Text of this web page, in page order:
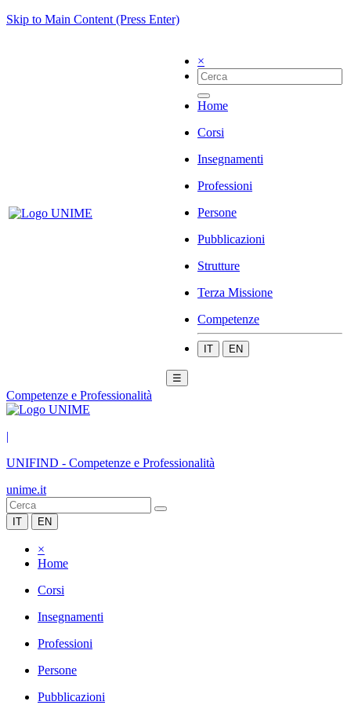
Skip to Main Content (Press Enter)
×
Home
Corsi
Insegnamenti
Professioni
Persone
Pubblicazioni
Strutture
Terza Missione
Competenze
IT EN
☰
Competenze e Professionalità
|
UNIFIND - Competenze e Professionalità
unime.it
IT EN
×
Home
Corsi
Insegnamenti
Professioni
Persone
Pubblicazioni